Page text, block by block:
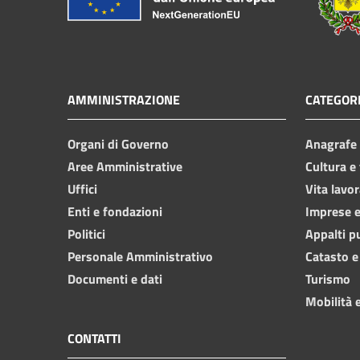
AMMINISTRAZIONE
Organi di Governo
Aree Amministrative
Uffici
Enti e fondazioni
Politici
Personale Amministrativo
Documenti e dati
Cultura
Vita
Imprese
Appalti
Catasto
Turismo
Mobilità
CONTATTI